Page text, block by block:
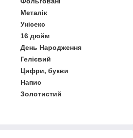
Металік
Унісекс
16 дюйм
День Народження
Гелієвий
Цифри, букви
Напис
Золотистий